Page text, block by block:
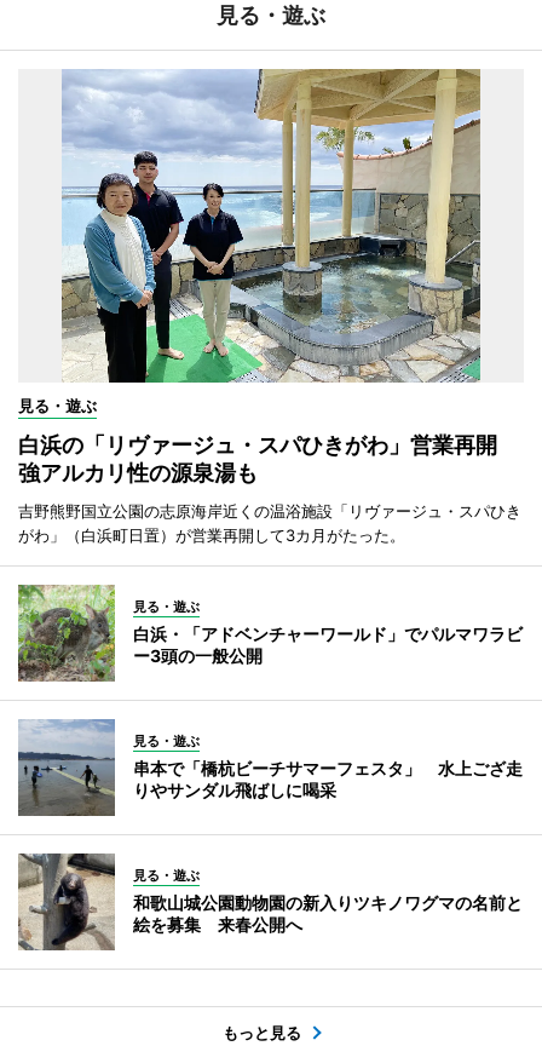
見る・遊ぶ
見る・遊ぶ
白浜の「リヴァージュ・スパひきがわ」営業再開
強アルカリ性の源泉湯も
吉野熊野国立公園の志原海岸近くの温浴施設「リヴァージュ・スパひき
がわ」（白浜町日置）が営業再開して3カ月がたった。
見る・遊ぶ
白浜・「アドベンチャーワールド」でパルマワラビ
ー3頭の一般公開
見る・遊ぶ
串本で「橋杭ビーチサマーフェスタ」 水上ござ走
りやサンダル飛ばしに喝采
見る・遊ぶ
和歌山城公園動物園の新入りツキノワグマの名前と
絵を募集 来春公開へ
もっと見る